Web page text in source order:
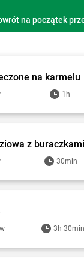
na początek
na karmelu
1h
z Lewiatanem
z buraczkami
30min
z Lewiatanem
3h 30min
z Lewiatanem